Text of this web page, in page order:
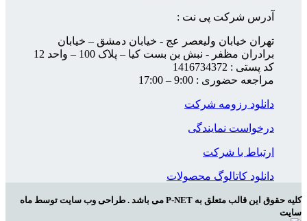
آدرس شرکت پی نت :
تهران خیابان ولیعصر عج - خیابان دمشق – خیابان
برادران مظفر - نبش بن بست کیا – پلاک 100 – واحد 12
کد پستی : 1416734372
مراجعه حضوری : 9:00 – 17:00
دانلود رزومه شرکت
درخواست نمایندگی
ارتباط با شرکت
دانلود کاتالوگ محصولات
کلیه حقوق این قالب متعلق به P-NET می باشد . طراحی وب سایت توسط ماه
سایت